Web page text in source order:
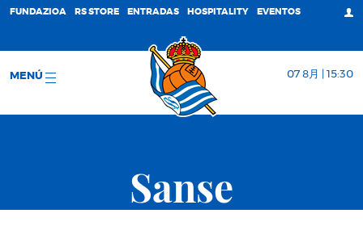
FUNDAZIOA RS STORE ENTRADAS HOSPITALITY EVENTOS
MENÚ 07 8月 | 15:30
Sanse